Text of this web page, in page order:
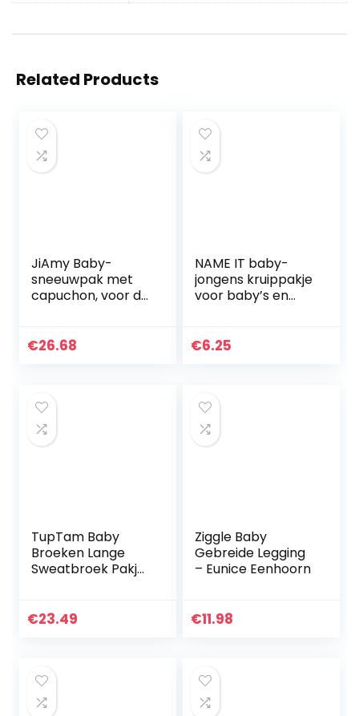
Related Products
JiAmy Baby-
sneeuwpak met
capuchon, voor de
12 maanden.
€26.68
NAME IT baby-
jongens kruippakje
voor baby’s en
LEGGING NOOS
€6.25
TupTam Baby
Broeken Lange
Sweatbroek Pakje
€23.49
Ziggle Baby
Gebreide Legging
– Eunice Eenhoorn
€11.98